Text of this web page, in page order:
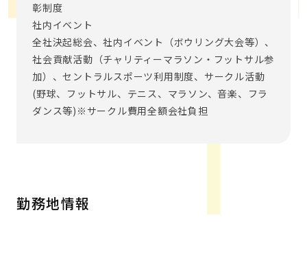
彰制度
社内イベント
全社決起総会、社内イベント（ボウリング大会等）、
社会貢献活動（チャリティーマラソン・フットサル参
加）、セントラルスポーツ利用制度、サークル活動
(野球、フットサル、テニス、マラソン、音楽、フラ
ダンス等)※サークル費用全額会社負担
勤務地情報